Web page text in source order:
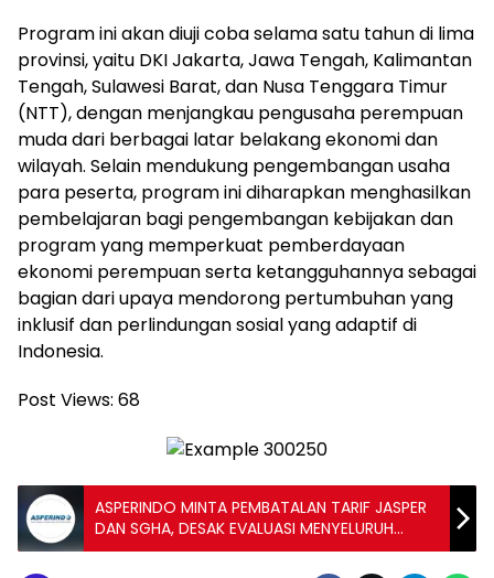
Program ini akan diuji coba selama satu tahun di lima
provinsi, yaitu DKI Jakarta, Jawa Tengah, Kalimantan
Tengah, Sulawesi Barat, dan Nusa Tenggara Timur
(NTT), dengan menjangkau pengusaha perempuan
muda dari berbagai latar belakang ekonomi dan
wilayah. Selain mendukung pengembangan usaha
para peserta, program ini diharapkan menghasilkan
pembelajaran bagi pengembangan kebijakan dan
program yang memperkuat pemberdayaan
ekonomi perempuan serta ketangguhannya sebagai
bagian dari upaya mendorong pertumbuhan yang
inklusif dan perlindungan sosial yang adaptif di
Indonesia.
Post Views: 68
ASPERINDO MINTA PEMBATALAN TARIF JASPER
DAN SGHA, DESAK EVALUASI MENYELURUH
BIAYA KARGO UDARA NASIONAL